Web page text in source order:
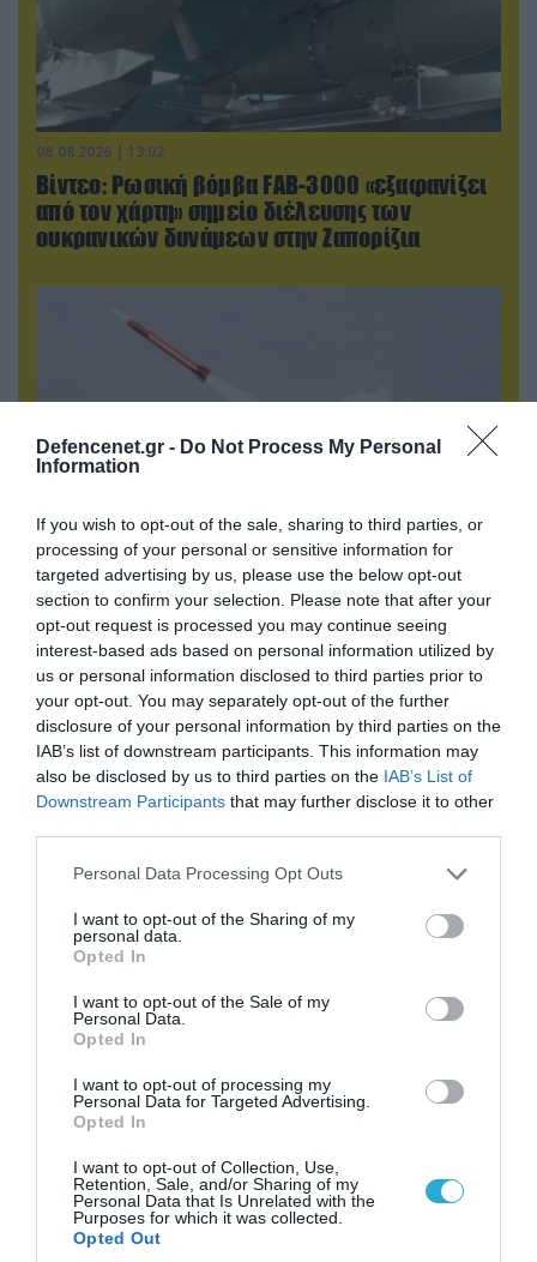
Defencenet.gr - Do Not Process My Personal
Information
If you wish to opt-out of the sale, sharing to third parties, or
processing of your personal or sensitive information for
targeted advertising by us, please use the below opt-out
section to confirm your selection. Please note that after your
opt-out request is processed you may continue seeing
interest-based ads based on personal information utilized by
us or personal information disclosed to third parties prior to
your opt-out. You may separately opt-out of the further
disclosure of your personal information by third parties on the
IAB’s list of downstream participants. This information may
also be disclosed by us to third parties on the IAB’s List of
Downstream Participants that may further disclose it to other
Please note that this website/app uses one or more Google
not limited to your visit or usage behaviour. You may click to
grant or deny consent to Google and its third-party tags to
use your data for below specified purposes in below Google
consent section.
Personal Data Processing Opt Outs
I want to opt-out of the Sharing of my
personal data.
Opted In
I want to opt-out of the Sale of my
Personal Data.
Opted In
I want to opt-out of processing my
Personal Data for Targeted Advertising.
Opted In
I want to opt-out of Collection, Use,
Retention, Sale, and/or Sharing of my
Personal Data that Is Unrelated with the
Purposes for which it was collected.
Opted Out
08.08.2026 | 13:02
Βίντεο: Ρωσική βόμβα FAB-3000 «εξαφανίζει
από τον χάρτη» σημείο διέλευσης των
ουκρανικών δυνάμεων στην Ζαπορίζια
09.08.2026 | 12:02
Οι Χούθι δοκιμάζουν της αμυντική συμμαχία
Τουρκίας-Σ.Αραβίας – Το παράδοξο των
ελληνικών Patriot στην περιοχή
ΠΟΛΙΤΙΚΗ
09.08.2026 | 17:02
ΣΥΡΙΖΑ για υποκλοπές: «Το (παρα)κράτος της ΝΔ